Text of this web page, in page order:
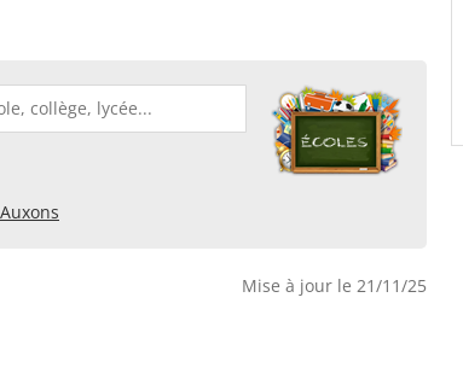
Mise à jour le 21/11/25